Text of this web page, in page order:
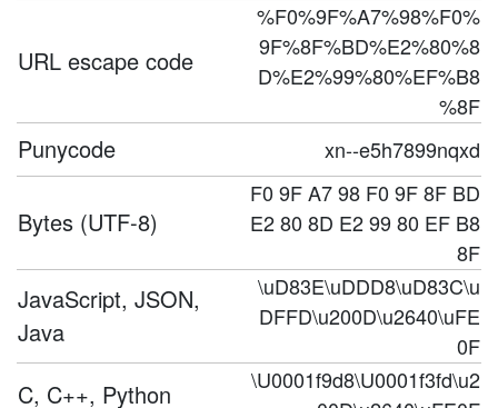
URL escape code
%F0%9F%A7%98%F0%
9F%8F%BD%E2%80%8
D%E2%99%80%EF%B8
%8F
Punycode xn--e5h7899nqxd
Bytes (UTF-8)
F0 9F A7 98 F0 9F 8F BD
E2 80 8D E2 99 80 EF B8
8F
JavaScript, JSON,
Java
\uD83E\uDDD8\uD83C\u
DFFD\u200D\u2640\uFE
0F
C, C++, Python
\U0001f9d8\U0001f3fd\u2